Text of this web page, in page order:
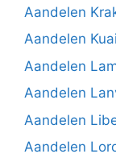
Aandelen
Aandelen
Aandelen
Aandelen
Aandelen
Aandelen